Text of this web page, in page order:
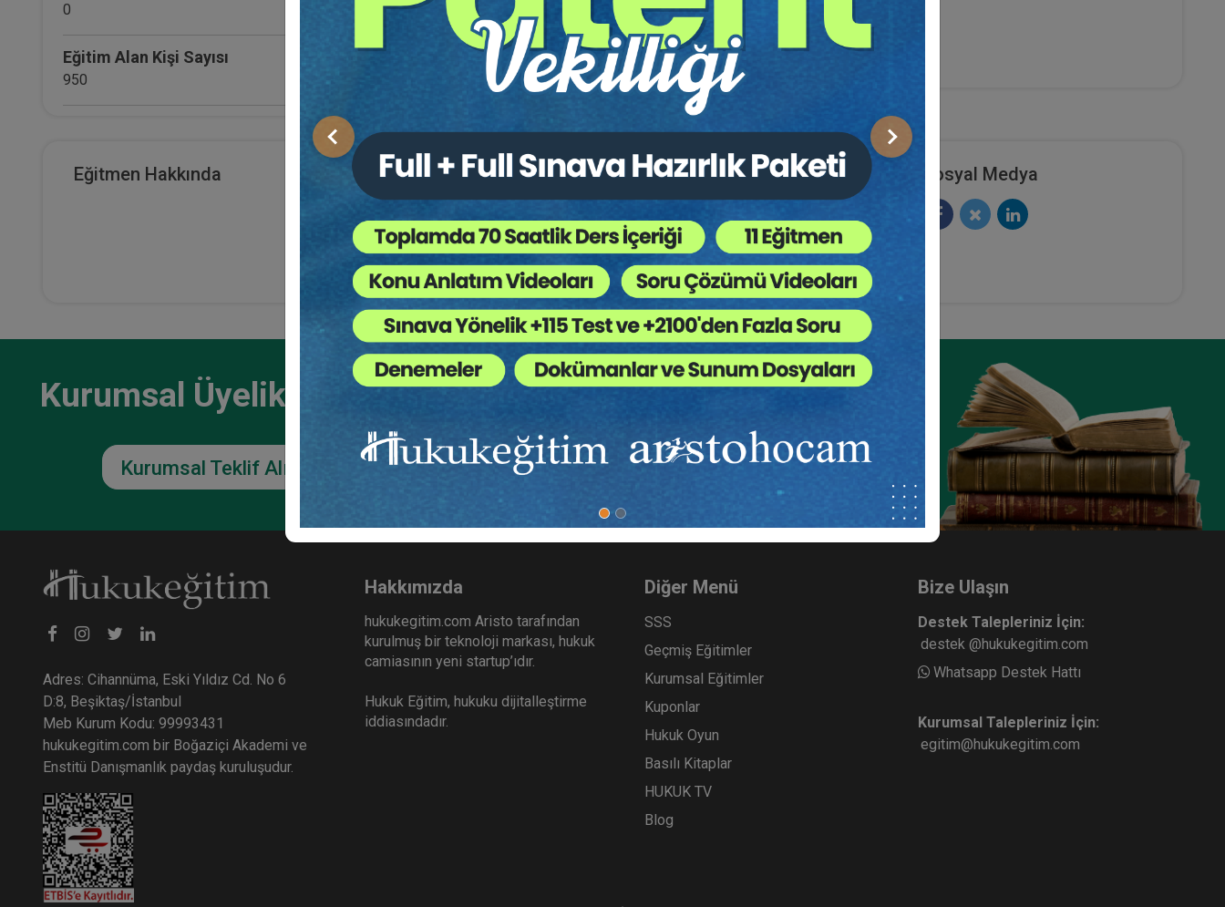
Önceki Sonraki
0
Eğitim Alan Kişi Sayısı
950
Boşanma Hukukunda Güncel
Meseleler 2024
Eğitim Yapıldı Tekrar Talep Et
Eğitmen Hakkında Sosyal Medya
Kurumsal Üyelikler İçin
Kurumsal Teklif Alın
Ekibinizin hukuk bilgisini yükseltin, kaliteli içeriklerle size
Ekibinize, Hukuk Eğitim’in birbirinden kaliteli eğitimlerine
sınırsız erişim imkanı sunun.
Adres: Cihannüma, Eski Yıldız Cd. No 6
D:8, Beşiktaş/İstanbul
Meb Kurum Kodu: 99993431
hukukegitim.com bir Boğaziçi Akademi ve
Enstitü Danışmanlık paydaş kuruluşudur.
Hakkımızda
hukukegitim.com Aristo tarafından
kurulmuş bir teknoloji markası, hukuk
camiasının yeni startup’ıdır.
Hukuk Eğitim, hukuku dijitalleştirme
iddiasındadır.
Diğer Menü
SSS
Geçmiş Eğitimler
Kurumsal Eğitimler
Kuponlar
Hukuk Oyun
Basılı Kitaplar
HUKUK TV
Blog
Bize Ulaşın
Destek Talepleriniz İçin:
destek @hukukegitim.com
Whatsapp Destek Hattı
Kurumsal Talepleriniz İçin:
egitim@hukukegitim.com